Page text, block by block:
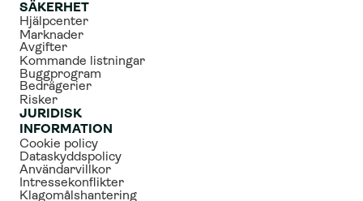
SÄKERHET
Hjälpcenter
Marknader
Avgifter
Kommande listningar
Buggprogram
Bedrägerier
Risker
JURIDISK
INFORMATION
Cookie policy
Dataskyddspolicy
Användarvillkor
Intressekonflikter
Klagomålshantering